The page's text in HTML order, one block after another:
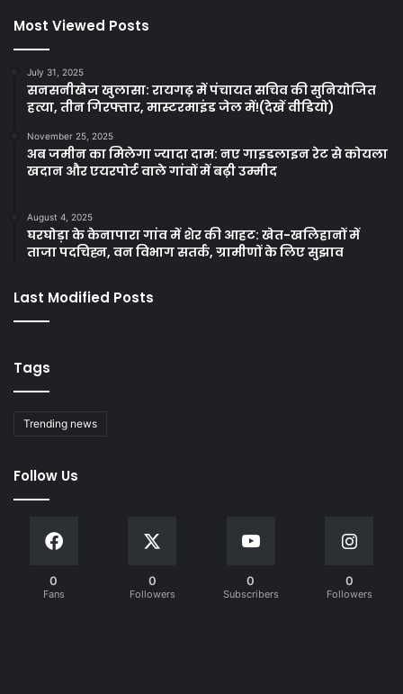
Most Viewed Posts
July 31, 2025
सनसनीखेज खुलासा: रायगढ़ में पंचायत सचिव की सुनियोजित
हत्या, तीन गिरफ्तार, मास्टरमाइंड जेल में!(देखें वीडियो)
November 25, 2025
अब जमीन का मिलेगा ज्यादा दाम: नए गाइडलाइन रेट से कोयला
खदान और एयरपोर्ट वाले गांवों में बढ़ी उम्मीद
August 4, 2025
घरघोड़ा के केनापारा गांव में शेर की आहट: खेत-खलिहानों में
ताजा पदचिह्न, वन विभाग सतर्क, ग्रामीणों के लिए सुझाव
Last Modified Posts
Tags
Trending news
Follow Us
0
Fans
0
Followers
0
Subscribers
0
Followers